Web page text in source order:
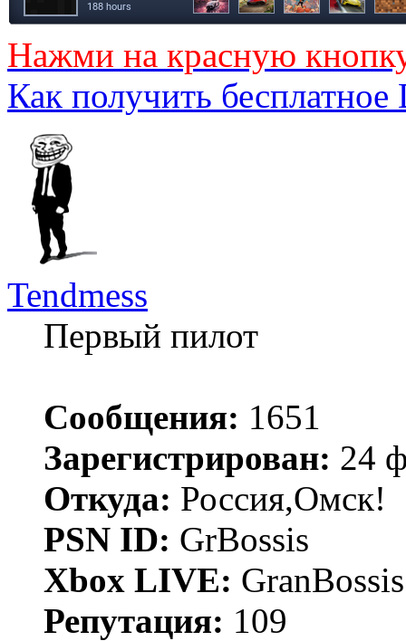
Нажми на красную
Как получить
Tendmess
Первый пилот
Сообщения: 1651
Зарегистрирован: 24
Откуда: Россия,Омск!
PSN ID: GrBossis
Xbox LIVE: GranBossis
Репутация: 109